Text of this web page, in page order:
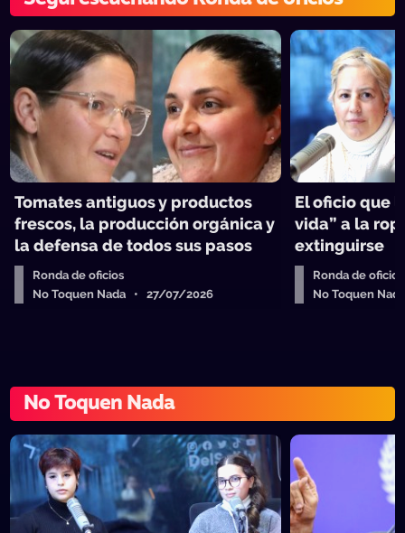
Tomates antiguos y productos
frescos, la producción orgánica y
la defensa de todos sus pasos
Ronda de oficios
No Toquen Nada • 27/07/2026
El oficio que
vida” a la
extinguirse
Ronda de oficios
No Toquen
No Toquen Nada